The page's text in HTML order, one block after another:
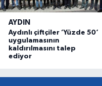
AYDIN
Aydınlı çiftçiler ‘Yüzde 50’
uygulamasının
kaldırılmasını talep
ediyor